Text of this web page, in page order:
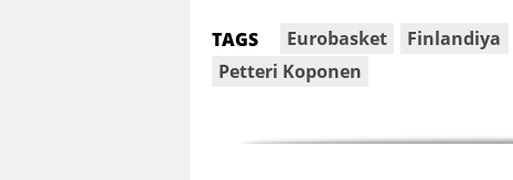
TAGS Eurobasket Finlandiya
Petteri Koponen